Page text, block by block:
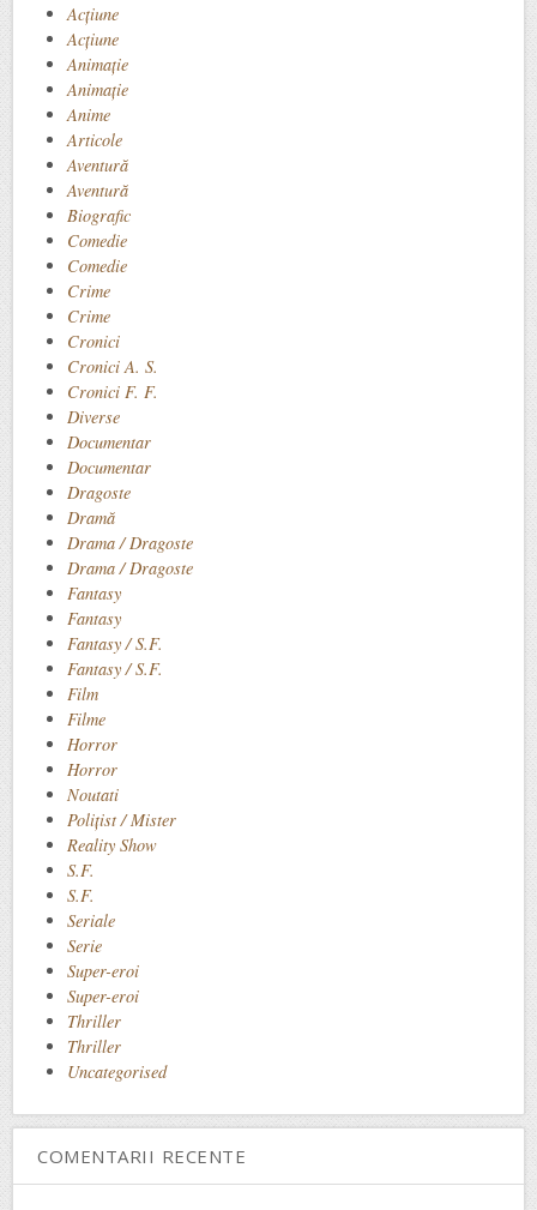
Acţiune
Acțiune
Animaţie
Animație
Anime
Articole
Aventură
Aventură
Biografic
Comedie
Comedie
Crime
Crime
Cronici
Cronici A. S.
Cronici F. F.
Diverse
Documentar
Documentar
Dragoste
Dramă
Drama / Dragoste
Drama / Dragoste
Fantasy
Fantasy
Fantasy / S.F.
Fantasy / S.F.
Film
Filme
Horror
Horror
Noutati
Polițist / Mister
Reality Show
S.F.
S.F.
Seriale
Serie
Super-eroi
Super-eroi
Thriller
Thriller
Uncategorised
COMENTARII RECENTE